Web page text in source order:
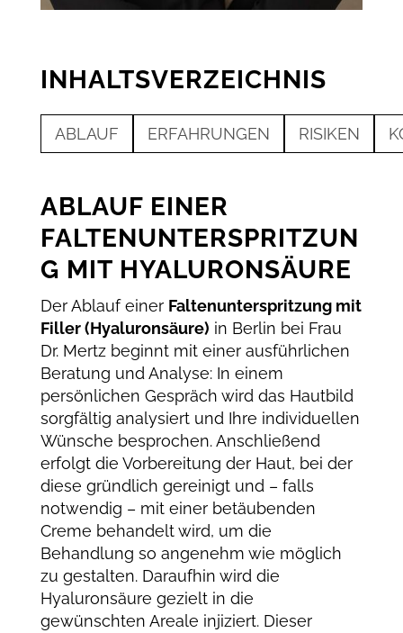
INHALTSVERZEICHNIS
ABLAUF ERFAHRUNGEN RISIKEN
ABLAUF EINER
FALTENUNTERSPRITZUN
G MIT HYALURONSÄURE
Der Ablauf einer Faltenunterspritzung mit
Filler (Hyaluronsäure) in Berlin bei Frau
Dr. Mertz beginnt mit einer ausführlichen
Beratung und Analyse: In einem
persönlichen Gespräch wird das Hautbild
sorgfältig analysiert und Ihre individuellen
Wünsche besprochen. Anschließend
erfolgt die Vorbereitung der Haut, bei der
diese gründlich gereinigt und – falls
notwendig – mit einer betäubenden
Creme behandelt wird, um die
Behandlung so angenehm wie möglich
zu gestalten. Daraufhin wird die
Hyaluronsäure gezielt in die
gewünschten Areale injiziert. Dieser